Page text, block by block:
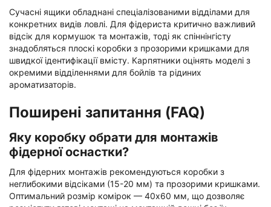
Сучасні ящики обладнані спеціалізованими відділами для
конкретних видів ловлі. Для фідериста критично важливий
відсік для кормушок та монтажів, тоді як спіннінгісту
знадобляться плоскі коробки з прозорими кришками для
швидкої ідентифікації вмісту. Карпятники оцінять моделі з
окремими відділеннями для бойлів та рідиних
ароматизаторів.
Поширені запитання (FAQ)
Яку коробку обрати для монтажів
фідерної оснастки?
Для фідерних монтажів рекомендуються коробки з
неглибокими відсіками (15-20 мм) та прозорими кришками.
Оптимальний розмір комірок — 40х60 мм, що дозволяє